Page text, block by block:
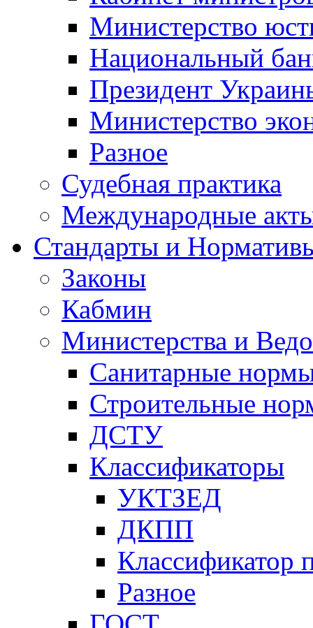
Министерство
Национальный
Президент
Министерство
Разное
Судебная практика
Международные
Стандарты и
Законы
Кабмин
Министерства и
Санитарные
Строительные
ДСТУ
Классификаторы
УКТЗЕД
ДКПП
Классификатор
Разное